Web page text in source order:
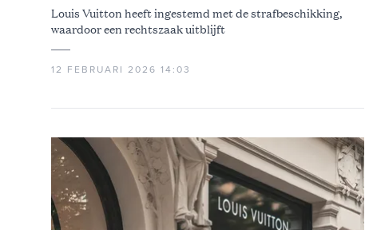
Louis Vuitton heeft ingestemd met de strafbeschikking,
waardoor een rechtszaak uitblijft
12 FEBRUARI 2026 14:03